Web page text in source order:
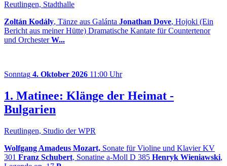
Reutlingen, Stadthalle
Zoltán Kodály, Tänze aus Galánta Jonathan Dove, Hojoki (Ein
Bericht aus meiner Hütte) Dramatische Kantate für Countertenor
und OrchesterW...
Sonntag 4. Oktober 2026 11:00 Uhr
1. Matinee: Klänge der Heimat -
Bulgarien
Reutlingen, Studio der WPR
Wolfgang Amadeus Mozart, Sonate für Violine und Klavier KV
301 Franz Schubert, Sonatine a-Moll D 385 Henryk Wieniawski,